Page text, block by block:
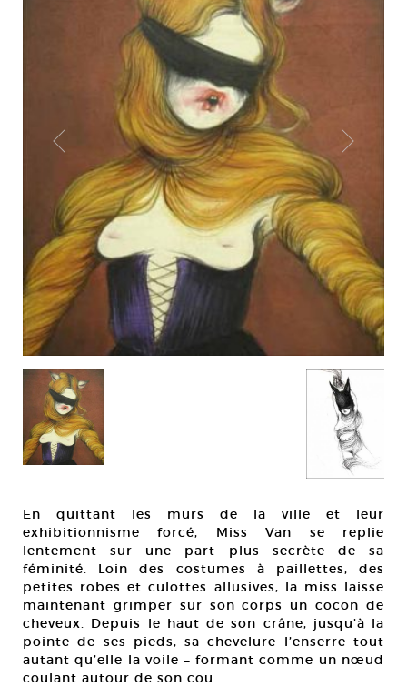
En quittant les murs de la ville et leur
exhibitionnisme forcé, Miss Van se replie
lentement sur une part plus secrète de sa
féminité. Loin des costumes à paillettes, des
petites robes et culottes allusives, la miss laisse
maintenant grimper sur son corps un cocon de
cheveux. Depuis le haut de son crâne, jusqu’à la
pointe de ses pieds, sa chevelure l’enserre tout
autant qu’elle la voile – formant comme un nœud
coulant autour de son cou.